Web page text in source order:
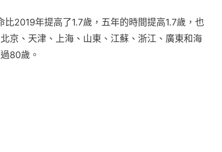
2019年提高了1.7歲，五年的時間提高1.7歲，也
京、天津、上海、山東、江蘇、浙江、廣東和海
80歲。